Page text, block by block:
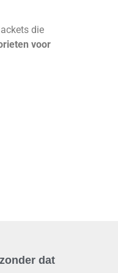
die
voor
dat